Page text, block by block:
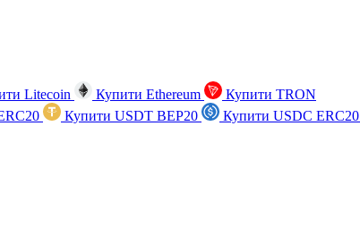
Litecoin Купити Ethereum
Купити TRON
Купити USDT BEP20 Купити USDC ERC20